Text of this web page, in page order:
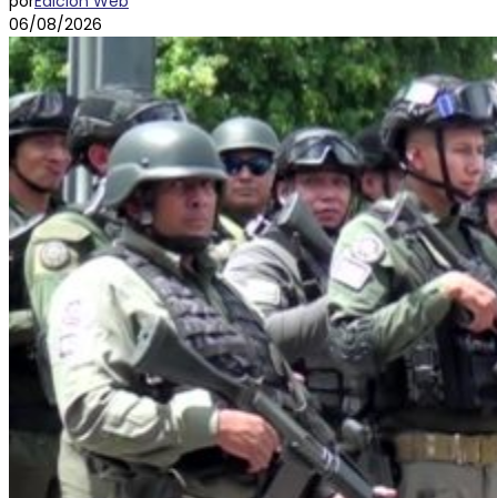
06/08/2026